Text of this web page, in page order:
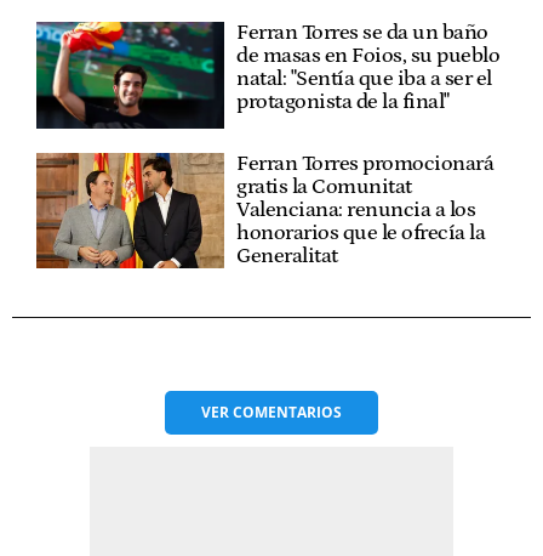
Ferran Torres se da un baño
de masas en Foios, su pueblo
natal: "Sentía que iba a ser el
protagonista de la final"
Ferran Torres promocionará
gratis la Comunitat
Valenciana: renuncia a los
honorarios que le ofrecía la
Generalitat
VERCOMENTARIOS